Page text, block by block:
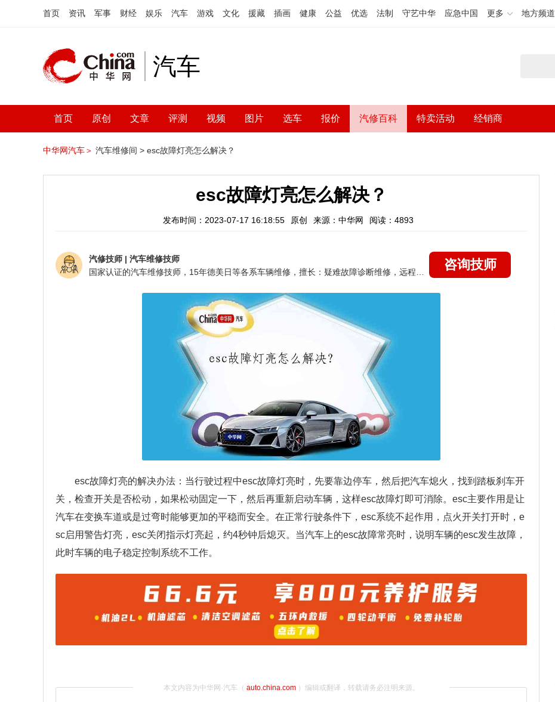
首页 资讯 军事 财经 娱乐 汽车 游戏 文化 援藏 插画 健康 公益 优选 法制 守艺中华 应急中国 更多 地方频道
汽车
首页 原创 文章 评测 视频 图片 选车 报价 汽修百科 特卖活动 经销商
中华网汽车＞ 汽车维修间 > esc故障灯亮怎么解决？
esc故障灯亮怎么解决？
发布时间：2023-07-17 16:18:55 原创 来源：中华网 阅读：4893
汽修技师 | 汽车维修技师
咨询技师
esc故障灯亮的解决办法：当行驶过程中esc故障灯亮时，先要靠边停车，然后把汽车熄火，找到踏板刹车开
关，检查开关是否松动，如果松动固定一下，然后再重新启动车辆，这样esc故障灯即可消除。esc主要作用是让
汽车在变换车道或是过弯时能够更加的平稳而安全。在正常行驶条件下，esc系统不起作用，点火开关打开时，e
sc启用警告灯亮，esc关闭指示灯亮起，约4秒钟后熄灭。当汽车上的esc故障常亮时，说明车辆的esc发生故障，
此时车辆的电子稳定控制系统不工作。
本文内容为中华网·汽车（ auto.china.com）编辑或翻译，转载请务必注明来源。